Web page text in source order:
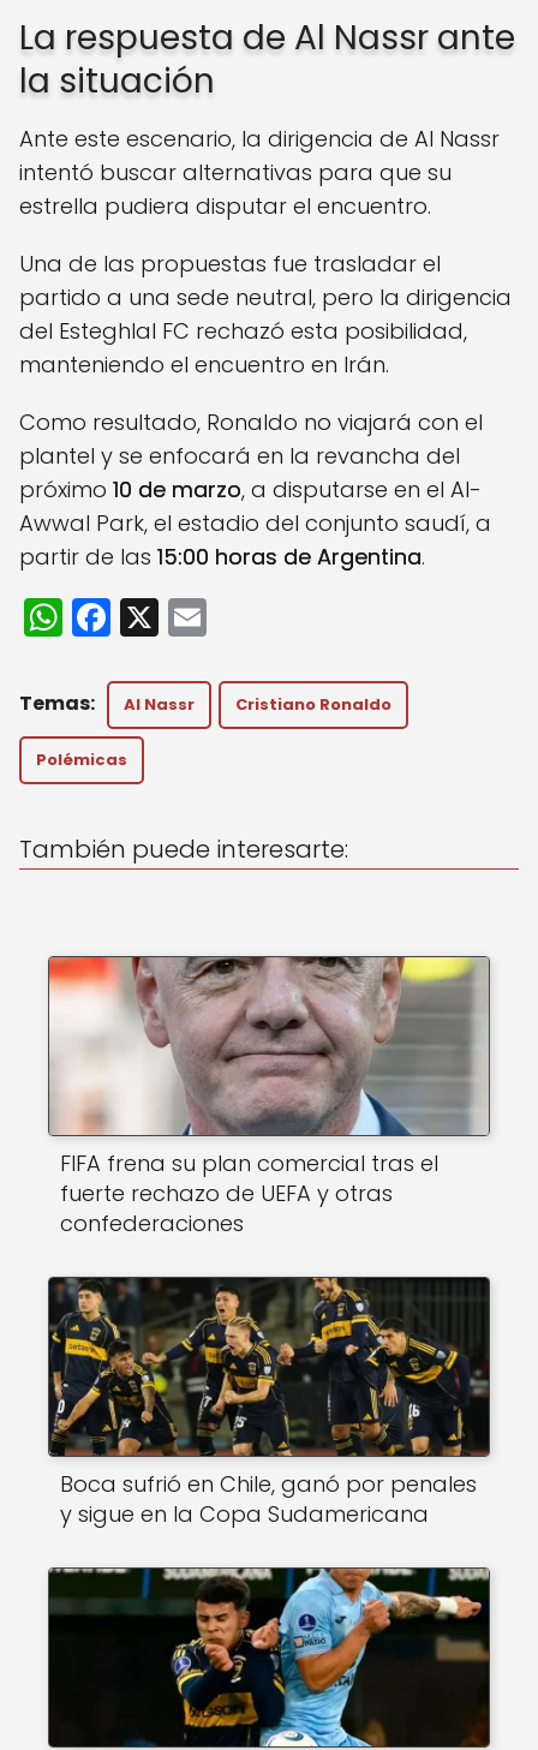
La respuesta de Al Nassr ante
la situación
Ante este escenario, la dirigencia de Al Nassr
intentó buscar alternativas para que su
estrella pudiera disputar el encuentro.
Una de las propuestas fue trasladar el
partido a una sede neutral, pero la dirigencia
del Esteghlal FC rechazó esta posibilidad,
manteniendo el encuentro en Irán.
Como resultado, Ronaldo no viajará con el
plantel y se enfocará en la revancha del
próximo 10 de marzo, a disputarse en el Al-
Awwal Park, el estadio del conjunto saudí, a
partir de las 15:00 horas de Argentina.
W
h
a
ts
A
p
F
a
c
e
b
o
k
X
ai
l
Al Nassr Cristiano Ronaldo
Polémicas
También puede interesarte:
FIFA frena su plan comercial tras el
fuerte rechazo de UEFA y otras
confederaciones
Boca sufrió en Chile, ganó por penales
y sigue en la Copa Sudamericana